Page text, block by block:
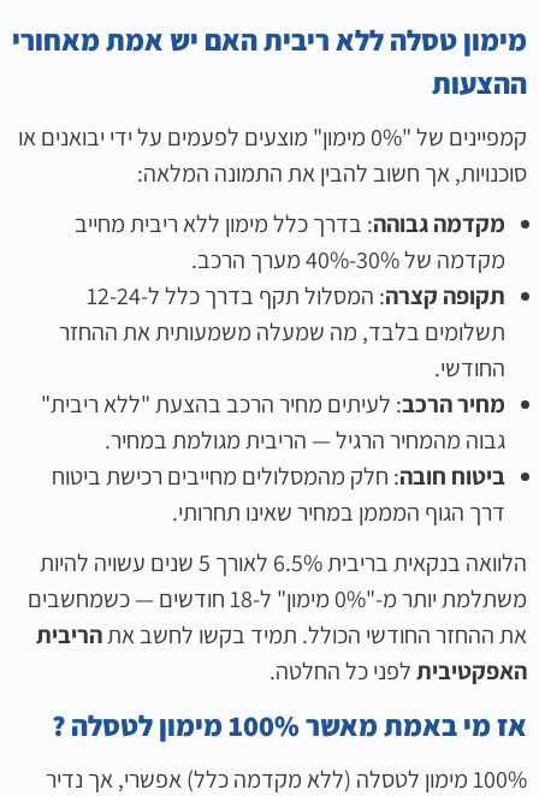
מימון טסלה ללא ריבית האם יש אמת מאחורי
ההצעות
קמפיינים של "0% מימון" מוצעים לפעמים על ידי יבואנים או
סוכנויות, אך חשוב להבין את התמונה המלאה:
מקדמה גבוהה: בדרך כלל מימון ללא ריבית מחייב
מקדמה של 30%-40% מערך הרכב.
תקופה קצרה
: המסלול תקף בדרך כלל ל-12-24
תשלומים בלבד, מה שמעלה משמעותית את ההחזר
החודשי.
מחיר הרכב: לעיתים מחיר הרכב בהצעת "ללא ריבית"
גבוה מהמחיר הרגיל — הריבית מגולמת במחיר.
ביטוח חובה: חלק מהמסלולים מחייבים רכישת ביטוח
דרך הגוף המממן במחיר שאינו תחרותי.
הלוואה בנקאית בריבית 6.5% לאורך 5 שנים עשויה להיות
משתלמת יותר מ-"0% מימון" ל-18 חודשים — כשמחשבים
את ההחזר החודשי הכולל. תמיד בקשו לחשב אתהריבית
האפקטיביתלפני כל החלטה.
אז מי באמת מאשר 100% מימון לטסלה ?
100% מימון לטסלה (ללא מקדמה כלל) אפשרי, אך נדיר